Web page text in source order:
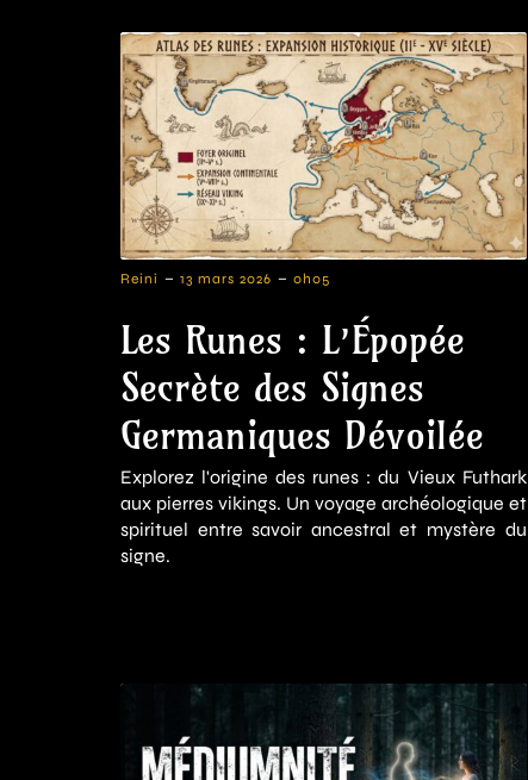
Reini - 13 mars 2026 - 0h05
Les Runes : L’Épopée
Secrète des Signes
Germaniques Dévoilée
Explorez l'origine des runes : du Vieux Futhark
aux pierres vikings. Un voyage archéologique et
spirituel entre savoir ancestral et mystère du
signe.